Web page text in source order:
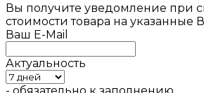
Вы получите уведомление при
стоимости товара на указанные
Ваш E-Mail
Актуальность